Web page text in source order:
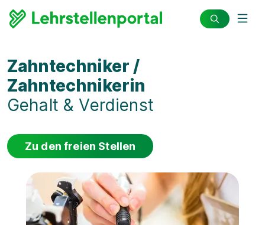
Zahntechniker /
Zahntechnikerin
Gehalt & Verdienst
Zu den freien Stellen